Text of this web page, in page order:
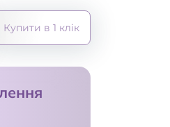
Купити в 1 клік